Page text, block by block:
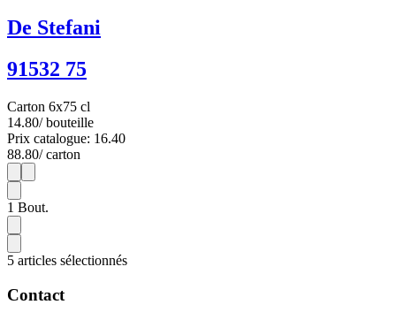
De Stefani
91532 75
Carton 6x75 cl
14.80/ bouteille
Prix catalogue: 16.40
88.80/ carton
1
1 Bout.
5 articles sélectionnés
Contact